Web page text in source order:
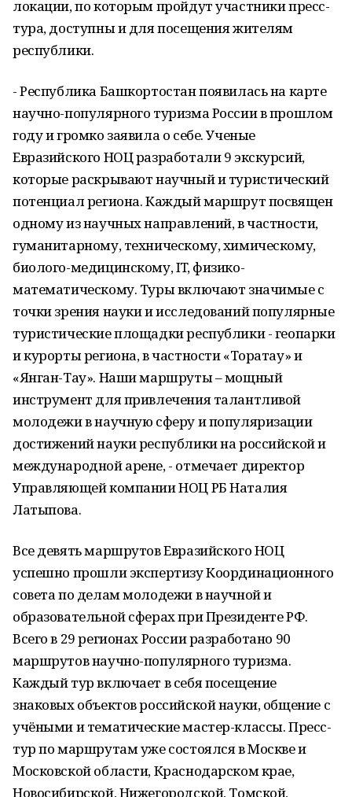
локации, по которым пройдут участники пресс-
тура, доступны и для посещения жителям
республики.
- Республика Башкортостан появилась на карте
научно-популярного туризма России в прошлом
году и громко заявила о себе. Ученые
Евразийского НОЦ разработали 9 экскурсий,
которые раскрывают научный и туристический
потенциал региона. Каждый маршрут посвящен
одному из научных направлений, в частности,
гуманитарному, техническому, химическому,
биолого-медицинскому, IT, физико-
математическому. Туры включают значимые с
точки зрения науки и исследований популярные
туристические площадки республики - геопарки
и курорты региона, в частности «Торатау» и
«Янган-Тау». Наши маршруты – мощный
инструмент для привлечения талантливой
молодежи в научную сферу и популяризации
достижений науки республики на российской и
международной арене, - отмечает директор
Управляющей компании НОЦ РБ Наталия
Латыпова.
Все девять маршрутов Евразийского НОЦ
успешно прошли экспертизу Координационного
совета по делам молодежи в научной и
образовательной сферах при Президенте РФ.
Всего в 29 регионах России разработано 90
маршрутов научно-популярного туризма.
Каждый тур включает в себя посещение
знаковых объектов российской науки, общение с
учёными и тематические мастер-классы. Пресс-
тур по маршрутам уже состоялся в Москве и
Московской области, Краснодарском крае,
Новосибирской, Нижегородской, Томской,